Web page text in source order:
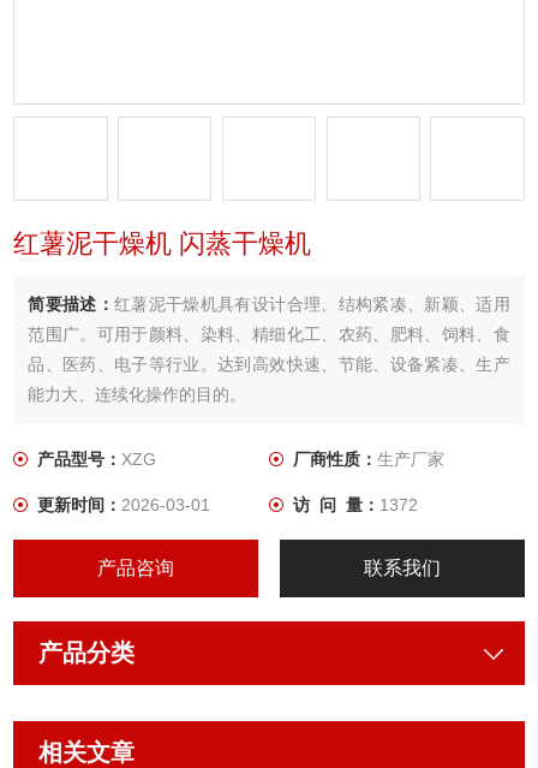
红薯泥干燥机 闪蒸干燥机
简要描述： 红薯泥干燥机具有设计合理、结构紧凑、新颖、适用
范围广。可用于颜料、染料、精细化工、农药、肥料、饲料、食
品、医药、电子等行业。达到高效快速、节能、设备紧凑、生产
能力大、连续化操作的目的。
产品型号：XZG 厂商性质： 生产厂家
更新时间：2026-03-01 访 问 量： 1372
产品咨询 联系我们
产品分类
相关文章